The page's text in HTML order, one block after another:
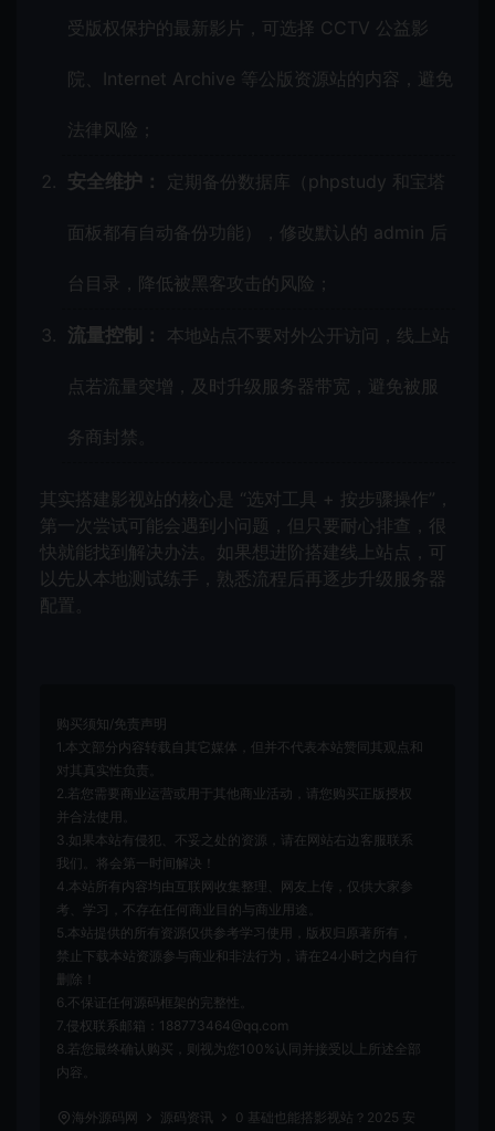
受版权保护的最新影片，可选择 CCTV 公益影
院、Internet Archive 等公版资源站的内容，避免
法律风险；
安全维护： 定期备份数据库（phpstudy 和宝塔
面板都有自动备份功能），修改默认的 admin 后
台目录，降低被黑客攻击的风险；
流量控制： 本地站点不要对外公开访问，线上站
点若流量突增，及时升级服务器带宽，避免被服
务商封禁。
其实搭建影视站的核心是 “选对工具 + 按步骤操作”，
第一次尝试可能会遇到小问题，但只要耐心排查，很
快就能找到解决办法。如果想进阶搭建线上站点，可
以先从本地测试练手，熟悉流程后再逐步升级服务器
配置。
购买须知/免责声明
1.本文部分内容转载自其它媒体，但并不代表本站赞同其观点和
对其真实性负责。
2.若您需要商业运营或用于其他商业活动，请您购买正版授权
并合法使用。
3.如果本站有侵犯、不妥之处的资源，请在网站右边客服联系
我们。将会第一时间解决！
4.本站所有内容均由互联网收集整理、网友上传，仅供大家参
考、学习，不存在任何商业目的与商业用途。
5.本站提供的所有资源仅供参考学习使用，版权归原著所有，
禁止下载本站资源参与商业和非法行为，请在24小时之内自行
删除！
6.不保证任何源码框架的完整性。
7.侵权联系邮箱：188773464@qq.com
8.若您最终确认购买，则视为您100%认同并接受以上所述全部
内容。
海外源码网 源码资讯
0 基础也能搭影视站？2025 安